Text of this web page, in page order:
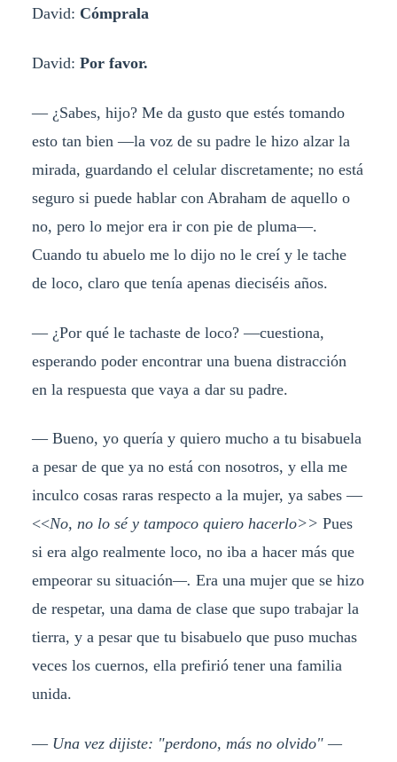
David: Cómprala
David: Por favor.
— ¿Sabes, hijo? Me da gusto que estés tomando
esto tan bien —la voz de su padre le hizo alzar la
mirada, guardando el celular discretamente; no está
seguro si puede hablar con Abraham de aquello o
no, pero lo mejor era ir con pie de pluma—.
Cuando tu abuelo me lo dijo no le creí y le tache
de loco, claro que tenía apenas dieciséis años.
— ¿Por qué le tachaste de loco? —cuestiona,
esperando poder encontrar una buena distracción
en la respuesta que vaya a dar su padre.
— Bueno, yo quería y quiero mucho a tu bisabuela
a pesar de que ya no está con nosotros, y ella me
inculco cosas raras respecto a la mujer, ya sabes —
<<No, no lo sé y tampoco quiero hacerlo>> Pues
si era algo realmente loco, no iba a hacer más que
empeorar su situación—. Era una mujer que se hizo
de respetar, una dama de clase que supo trabajar la
tierra, y a pesar que tu bisabuelo que puso muchas
veces los cuernos, ella prefirió tener una familia
unida.
— Una vez dijiste: "perdono, más no olvido" —